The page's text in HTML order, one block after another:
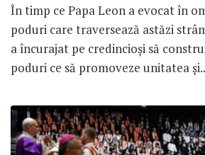
În timp ce Papa Leon a evocat în
poduri care traversează astăzi
a încurajat pe credincioși să
poduri ce să promoveze unitatea